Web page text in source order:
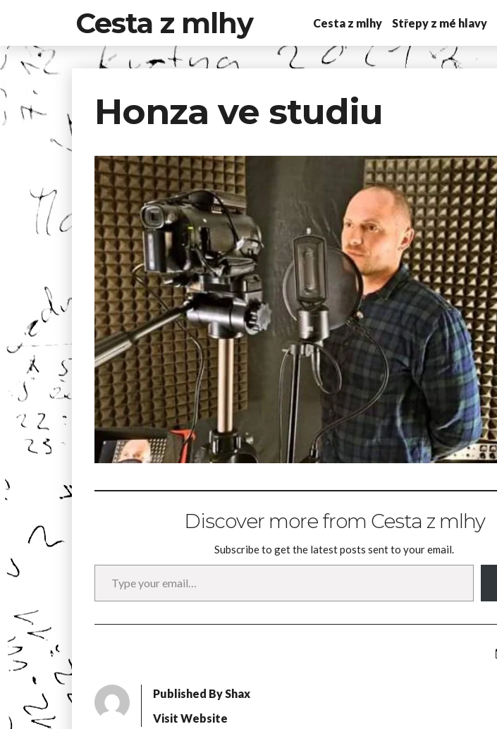
Cesta z mlhy Cesta z mlhy Střepy z mé hlavy
Honza ve studiu
Discover more from Cesta z mlhy
Subscribe to get the latest posts sent to your email.
Type your email…
Published ByShax
Visit Website